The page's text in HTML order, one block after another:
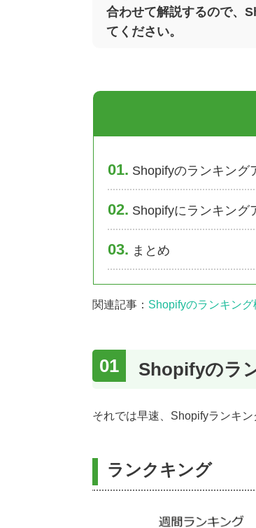
合わせて解説するので、
てください。
1 Shopifyのランキング
2 Shopifyにランキング
3 まとめ
関連記事： Shopifyのランキン
Shopifyのラ
それでは早速、Shopifyランキ
ランクキング